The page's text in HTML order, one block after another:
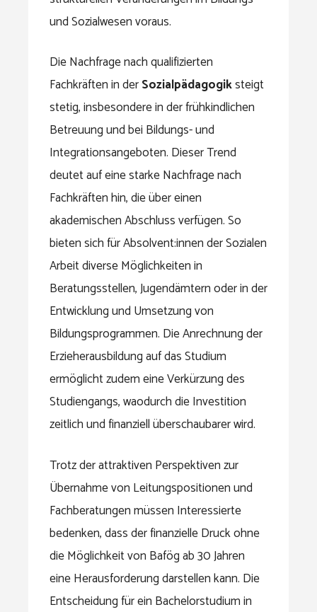
und Sozialwesen voraus.
Die Nachfrage nach qualifizierten
Fachkräften in derSozialpädagogiksteigt
stetig, insbesondere in der frühkindlichen
Betreuung und bei Bildungs- und
Integrationsangeboten. Dieser Trend
deutet auf eine starke Nachfrage nach
Fachkräften hin, die über einen
akademischen Abschluss verfügen. So
bieten sich für Absolvent:innen der Sozialen
Arbeit diverse Möglichkeiten in
Beratungsstellen, Jugendämtern oder in der
Entwicklung und Umsetzung von
Bildungsprogrammen. Die Anrechnung der
Erzieherausbildung auf das Studium
ermöglicht zudem eine Verkürzung des
Studiengangs, waodurch die Investition
zeitlich und finanziell überschaubarer wird.
Trotz der attraktiven Perspektiven zur
Übernahme von Leitungspositionen und
Fachberatungen müssen Interessierte
bedenken, dass der finanzielle Druck ohne
die Möglichkeit von Bafög ab 30 Jahren
eine Herausforderung darstellen kann. Die
Entscheidung für ein Bachelorstudium in